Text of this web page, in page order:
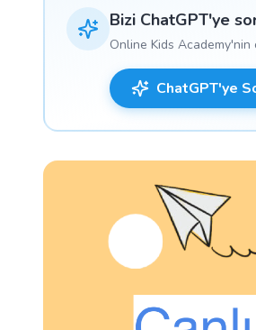
Bizi ChatGPT'ye
Online Kids
ChatGPT'ye